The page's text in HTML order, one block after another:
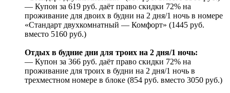
— Купон за 619 руб. даёт право скидки 72% на
проживание для двоих в будни на 2 дня/1 ночь в номере
«Стандарт двухкомнатный — Комфорт» (1445 руб.
вместо 5160 руб.)
Отдых в будние дни для троих на 2 дня/1 ночь:
— Купон за 366 руб. даёт право скидки 72% на
проживание для троих в будни на 2 дня/1 ночь в
трехместном номере в блоке (854 руб. вместо 3050 руб.)